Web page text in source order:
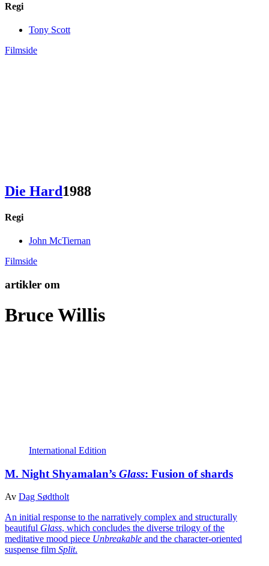
Regi
Tony Scott
Filmside
Die Hard1988
Regi
John McTiernan
Filmside
artikler om
Bruce Willis
International Edition
M. Night Shyamalan’s Glass: Fusion of shards
Av Dag Sødtholt
An initial response to the narratively complex and structurally
beautiful Glass, which concludes the diverse trilogy of the
meditative mood piece Unbreakable and the character-oriented
suspense film Split.